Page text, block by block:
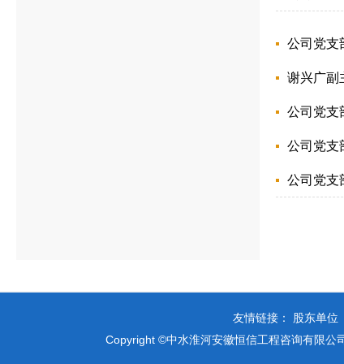
公司党支
谢兴广副
公司党支
公司党支
公司党支
友情链接：
Copyright ©中水淮河安徽恒信工程咨询有限公